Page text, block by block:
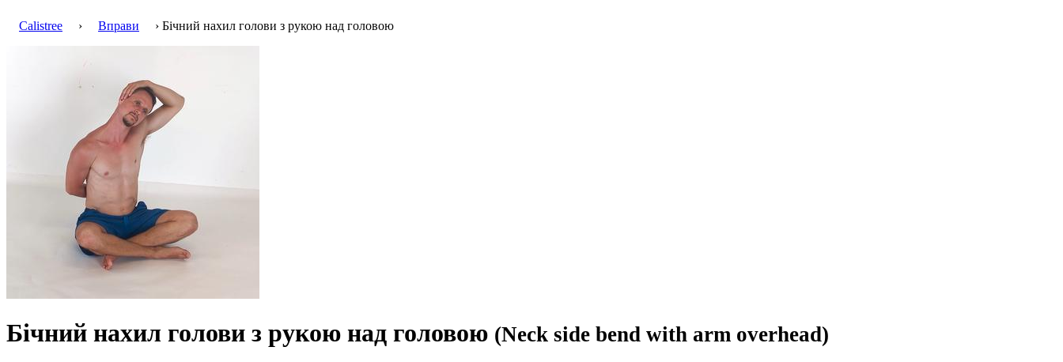
Calistree › Вправи › Бічний нахил голови з рукою над головою
Бічний нахил голови з рукою над головою (Neck side bend with arm overhead)